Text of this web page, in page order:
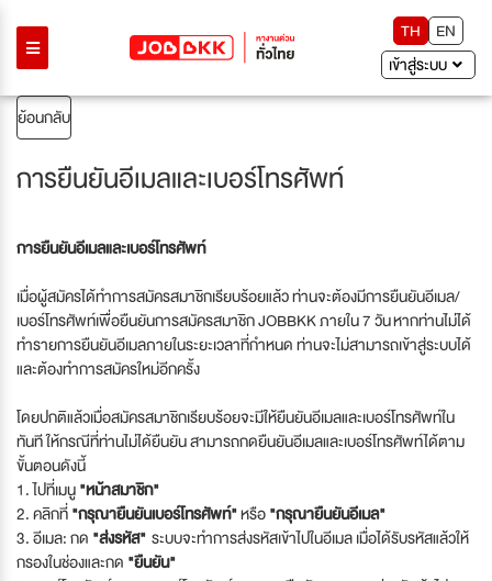
TH
EN
เข้าสู่ระบบ
ย้อนกลับ
การยืนยันอีเมลและเบอร์โทรศัพท์
การยืนยันอีเมลและเบอร์โทรศัพท์
เมื่อผู้สมัครได้ทำการสมัครสมาชิกเรียบร้อยแล้ว ท่านจะต้องมีการยืนยันอีเมล/
เบอร์โทรศัพท์เพื่อยืนยันการสมัครสมาชิก JOBBKK ภายใน 7 วัน หากท่านไม่ได้
ทำรายการยืนยันอีเมลภายในระยะเวลาที่กำหนด ท่านจะไม่สามารถเข้าสู่ระบบได้
และต้องทำการสมัครใหม่อีกครั้ง
โดยปกติแล้วเมื่อสมัครสมาชิกเรียบร้อยจะมีให้ยืนยันอีเมลและเบอร์โทรศัพท์ใน
ทันที ให้กรณีที่ท่านไม่ได้ยืนยัน สามารถกดยืนยันอีเมลและเบอร์โทรศัพท์ได้ตาม
ขั้นตอนดังนี้
1. ไปที่เมนู"หน้าสมาชิก"
2. คลิกที่"กรุณายืนยันเบอร์โทรศัพท์"หรือ"กรุณายืนยันอีเมล"
3. อีเมล: กด "ส่งรหัส" ระบบจะทำการส่งรหัสเข้าไปในอีเมล เมื่อได้รับรหัสแล้วให้
กรองในช่องและกด "ยืนยัน"